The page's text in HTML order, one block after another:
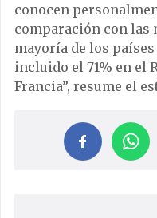
conocen
comparación con las
mayoría de los
incluido el 71% en el
Francia”, resume el